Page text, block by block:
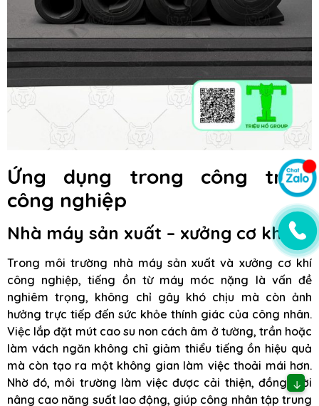
Ứng dụng trong công trình
công nghiệp
Nhà máy sản xuất – xưởng cơ khí
Trong môi trường nhà máy sản xuất và xưởng cơ khí
công nghiệp, tiếng ồn từ máy móc nặng là vấn đề
nghiêm trọng, không chỉ gây khó chịu mà còn ảnh
hưởng trực tiếp đến sức khỏe thính giác của công nhân.
Việc lắp đặt mút cao su non cách âm ở tường, trần hoặc
làm vách ngăn không chỉ giảm thiểu tiếng ồn hiệu quả
mà còn tạo ra một không gian làm việc thoải mái hơn.
Nhờ đó, môi trường làm việc được cải thiện, đồng thời
nâng cao năng suất lao động, giúp công nhân tập trung
↓